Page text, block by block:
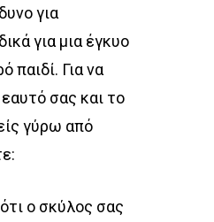
για
για μια έγκυο
παιδί. Για να
σας και το
γύρω από
ο σκύλος σας